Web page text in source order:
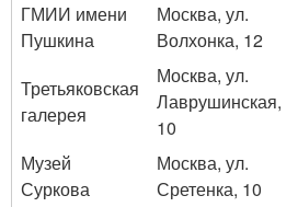
ГМИИ имени
Пушкина
Москва, ул.
Волхонка, 12
Третьяковская
галерея
Москва, ул.
Лаврушинская,
10
Музей
Суркова
Москва, ул.
Сретенка, 10